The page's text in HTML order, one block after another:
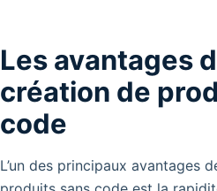
Les avantages
création de
code
L’un des principaux avantages